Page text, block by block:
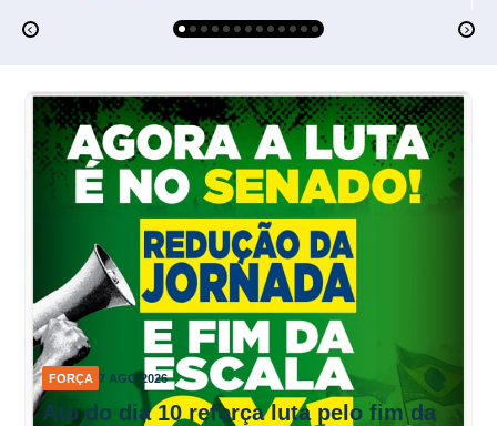
FORÇA 7 AGO 2026
Ato do dia 10 reforça luta pelo fim da